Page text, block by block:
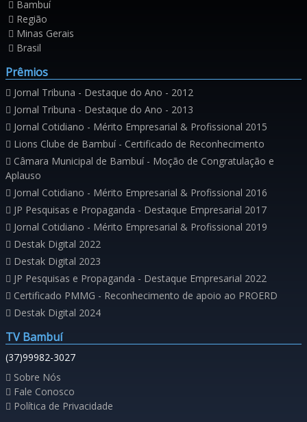
Região
Minas Gerais
Brasil
Jornal Tribuna - Destaque do Ano - 2012
Jornal Tribuna - Destaque do Ano - 2013
Jornal Cotidiano - Mérito Empresarial & Profissional 2015
Lions Clube de Bambuí - Certificado de Reconhecimento
Câmara Municipal de Bambuí - Moção de Congratulação e
Aplauso
Jornal Cotidiano - Mérito Empresarial & Profissional 2016
JP Pesquisas e Propaganda - Destaque Empresarial 2017
Jornal Cotidiano - Mérito Empresarial & Profissional 2019
Destak Digital 2022
Destak Digital 2023
JP Pesquisas e Propaganda - Destaque Empresarial 2022
Certificado PMMG - Reconhecimento de apoio ao PROERD
Destak Digital 2024
(37)99982-3027
Sobre Nós
Fale Conosco
Política de Privacidade